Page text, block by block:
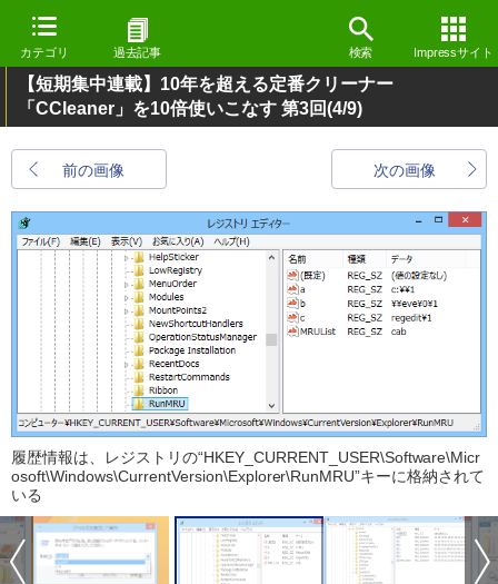
カテゴリ 過去記事 検索 Impressサイト
【短期集中連載】10年を超える定番クリーナー
「CCleaner」を10倍使いこなす 第3回(4/9)
前の画像 次の画像
履歴情報は、レジストリの“HKEY_CURRENT_USER\Software\Micr
osoft\Windows\CurrentVersion\Explorer\RunMRU”キーに格納されて
いる